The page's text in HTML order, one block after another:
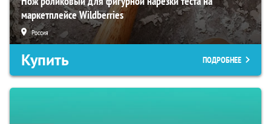
маркетплейсе Wildberries
Россия
Купить ПОДРОБНЕЕ